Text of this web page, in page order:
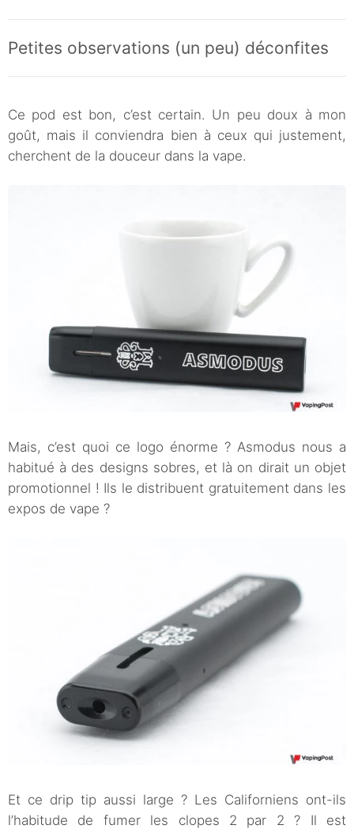
Petites observations (un peu) déconfites
Ce pod est bon, c’est certain. Un peu doux à mon
goût, mais il conviendra bien à ceux qui justement,
cherchent de la douceur dans la vape.
Mais, c’est quoi ce logo énorme ? Asmodus nous a
habitué à des designs sobres, et là on dirait un objet
promotionnel ! Ils le distribuent gratuitement dans les
expos de vape ?
Et ce drip tip aussi large ? Les Californiens ont-ils
l’habitude de fumer les clopes 2 par 2 ? Il est